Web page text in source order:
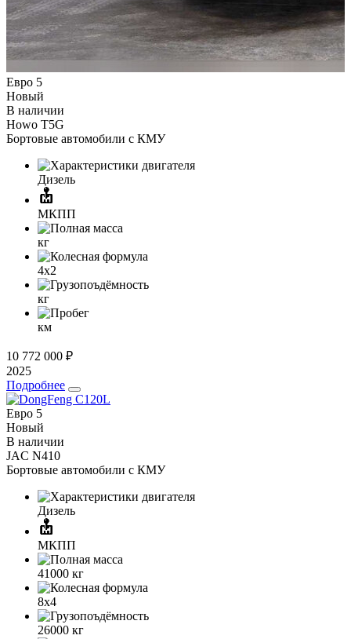
Евро 5
Новый
В наличии
Howo T5G
Бортовые автомобили с КМУ
Дизель
МКПП
кг
4x2
кг
км
10 772 000 ₽
2025
Подробнее
Евро 5
Новый
В наличии
JAC N410
Бортовые автомобили с КМУ
Дизель
МКПП
41000 кг
8x4
26000 кг